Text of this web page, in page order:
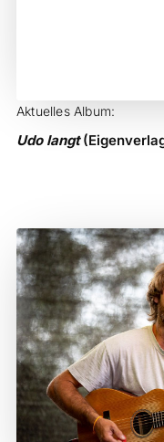
Aktuelles Album:
Udo langt